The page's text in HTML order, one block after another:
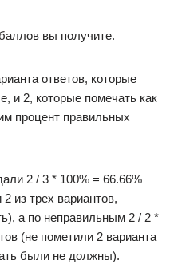
вы получите.
ответов, которые
и 2, которые помечать как
процент правильных
2 / 3 * 100% = 66.66%
из трех вариантов,
а по неправильным 2 / 2 *
(не пометили 2 варианта
были не должны).